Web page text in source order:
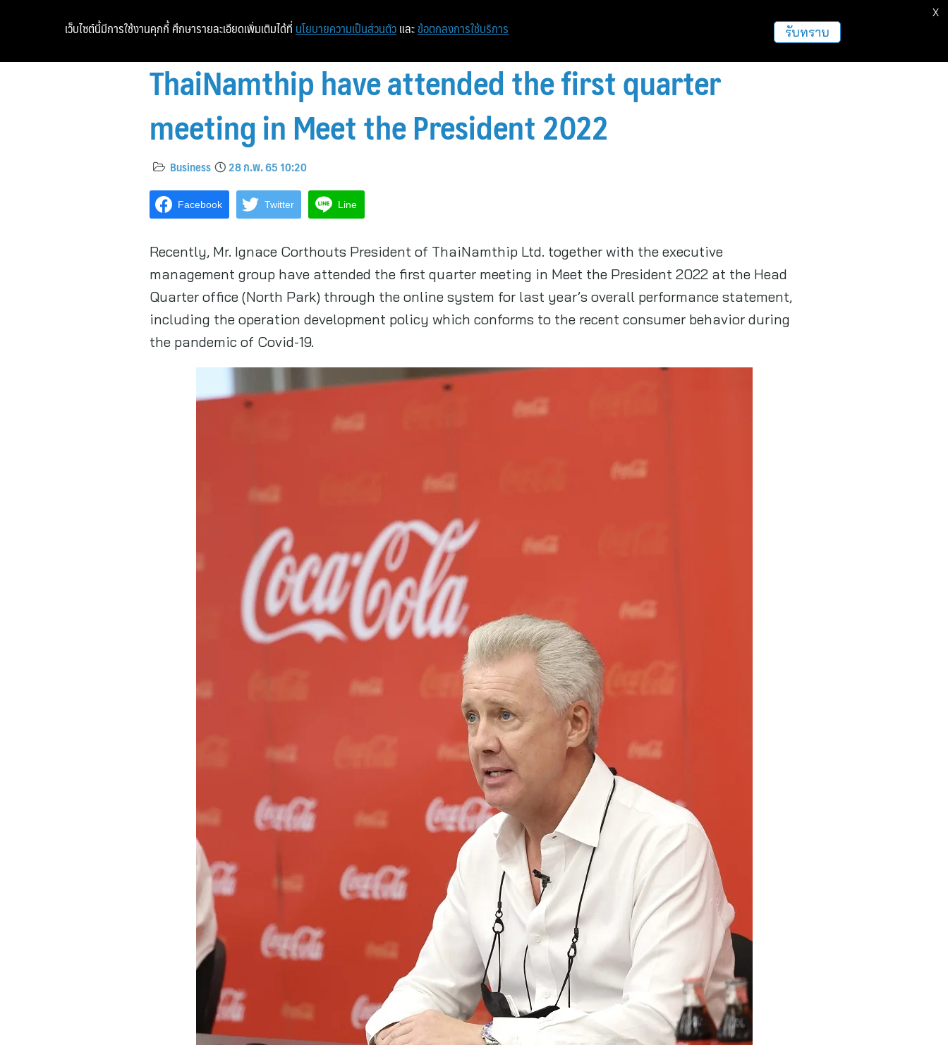
ThaiNamthip have attended the first quarter
meeting in Meet the President 2022
Business 28 ก.พ. 65 10:20
Facebook Twitter Line
Recently, Mr. Ignace Corthouts President of ThaiNamthip Ltd. together with the executive
management group have attended the first quarter meeting in Meet the President 2022 at the Head
Quarter office (North Park) through the online system for last year’s overall performance statement,
including the operation development policy which conforms to the recent consumer behavior during
the pandemic of Covid-19.
เว็บไซต์นี้มีการใช้งานคุกกี้ ศึกษารายละเอียดเพิ่มเติมได้ที่ นโยบายความเป็นส่วนตัว และ ข้อตกลงการใช้บริการ รับทราบ
X